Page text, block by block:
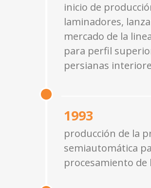
inicio de
laminadores,
mercado de la
para perfil
persianas
1993
producción de la
semiautomática
procesamiento de